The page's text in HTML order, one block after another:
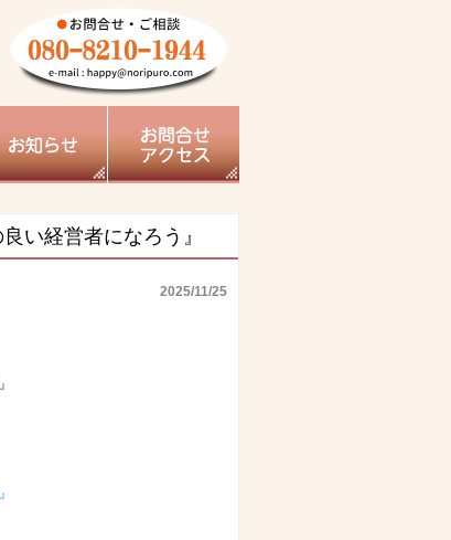
い経営者になろう』
2025/11/25